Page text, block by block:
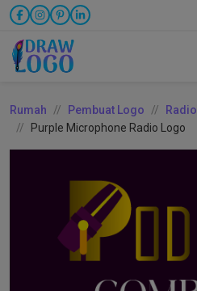
Rumah Pembuat Logo
Radio
Purple Microphone Radio Logo